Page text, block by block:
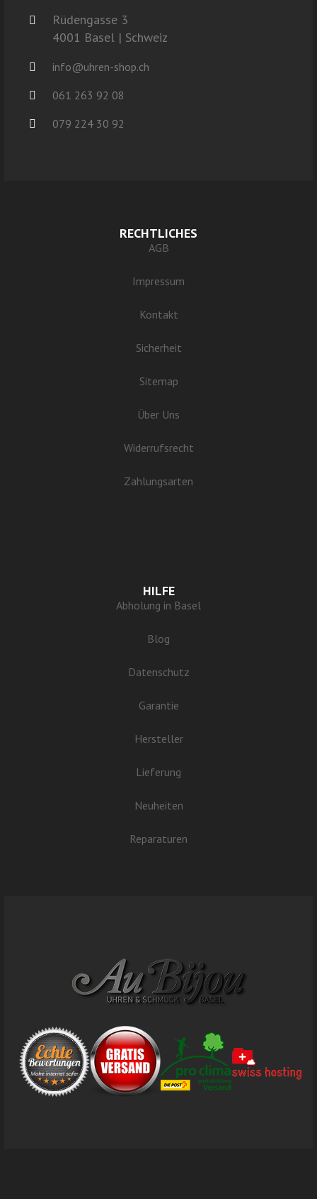
Rüdengasse 3
4001 Basel | Schweiz
info@uhren-shop.ch
061 263 92 08
079 224 30 92
RECHTLICHES
AGB
Impressum
Kontakt
Sicherheit
Sitemap
Über Uns
Widerrufsrecht
Zahlungsarten
HILFE
Abholung in Basel
Blog
Datenschutz
Garantie
Hersteller
Lieferung
Neuheiten
Reparaturen